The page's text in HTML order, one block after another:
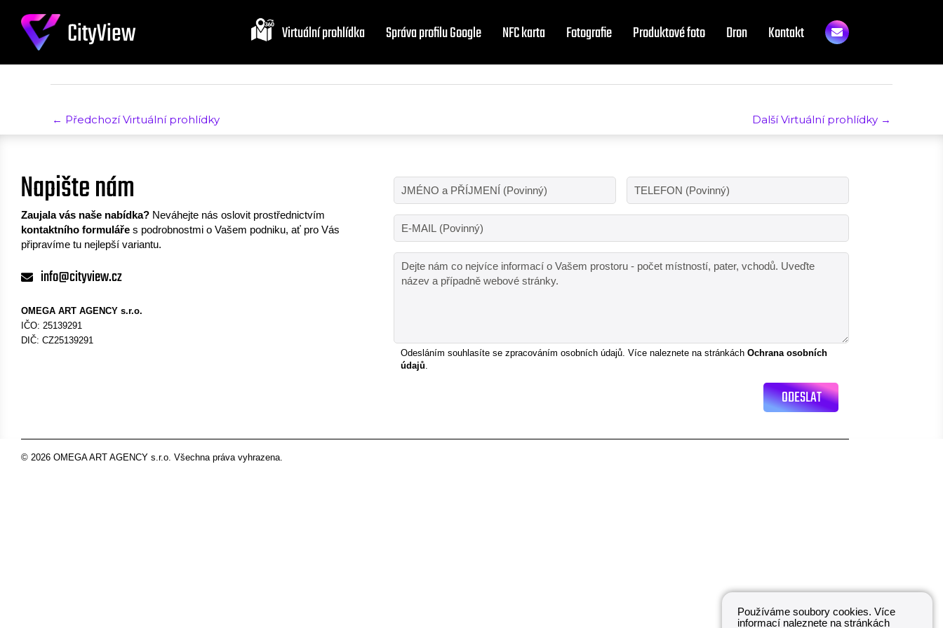
obsah
CityView Virtuální prohlídka Správa profilu Google NFC karta Fotografie Produktové foto Dron Kontakt
Květiny Bílá Lilie
NapsalTomáš Kůrka
← Předchozí Virtuální prohlídky Další Virtuální prohlídky →
Napište nám
Zaujala vás naše nabídka? Neváhejte nás oslovit prostřednictvím
kontaktního formuláře s podrobnostmi o Vašem podniku, ať pro Vás
připravíme tu nejlepší variantu.
info@cityview.cz
OMEGA ART AGENCY s.r.o.
IČO: 25139291
DIČ: CZ25139291
Odesláním souhlasíte se zpracováním osobních údajů. Více naleznete na stránkách Ochrana osobních
údajů.
© 2026 OMEGA ART AGENCY s.r.o. Všechna práva vyhrazena.
Používáme soubory cookies. Více
informací naleznete na stránkách